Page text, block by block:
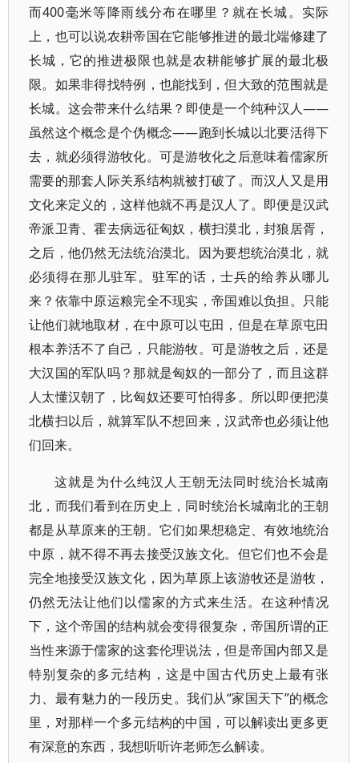
而400毫米等降雨线分布在哪里？就在长城。实际
上，也可以说农耕帝国在它能够推进的最北端修建了
长城，它的推进极限也就是农耕能够扩展的最北极
限。如果非得找特例，也能找到，但大致的范围就是
长城。这会带来什么结果？即使是一个纯种汉人——
虽然这个概念是个伪概念——跑到长城以北要活得下
去，就必须得游牧化。可是游牧化之后意味着儒家所
需要的那套人际关系结构就被打破了。而汉人又是用
文化来定义的，这样他就不再是汉人了。即便是汉武
帝派卫青、霍去病远征匈奴，横扫漠北，封狼居胥，
之后，他仍然无法统治漠北。因为要想统治漠北，就
必须得在那儿驻军。驻军的话，士兵的给养从哪儿
来？依靠中原运粮完全不现实，帝国难以负担。只能
让他们就地取材，在中原可以屯田，但是在草原屯田
根本养活不了自己，只能游牧。可是游牧之后，还是
大汉国的军队吗？那就是匈奴的一部分了，而且这群
人太懂汉朝了，比匈奴还要可怕得多。所以即便把漠
北横扫以后，就算军队不想回来，汉武帝也必须让他
们回来。
这就是为什么纯汉人王朝无法同时统治长城南
北，而我们看到在历史上，同时统治长城南北的王朝
都是从草原来的王朝。它们如果想稳定、有效地统治
中原，就不得不再去接受汉族文化。但它们也不会是
完全地接受汉族文化，因为草原上该游牧还是游牧，
仍然无法让他们以儒家的方式来生活。在这种情况
下，这个帝国的结构就会变得很复杂，帝国所谓的正
当性来源于儒家的这套伦理说法，但是帝国内部又是
特别复杂的多元结构，这是中国古代历史上最有张
力、最有魅力的一段历史。我们从“家国天下”的概念
里，对那样一个多元结构的中国，可以解读出更多更
有深意的东西，我想听听许老师怎么解读。